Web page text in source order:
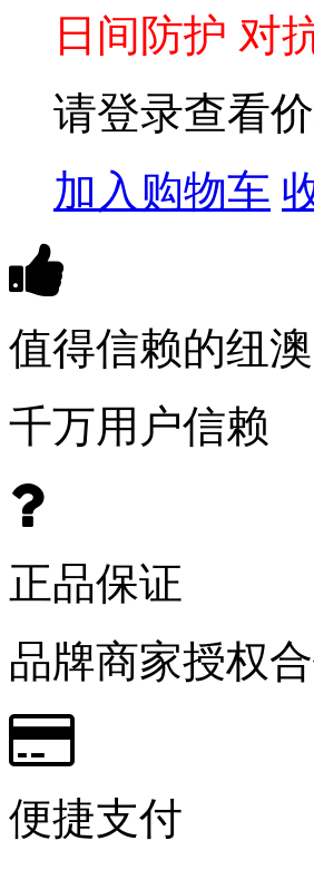
日间防护 对
请登录查看
加入购物车
值得信赖的纽
千万用户信赖
正品保证
品牌商家授权
便捷支付